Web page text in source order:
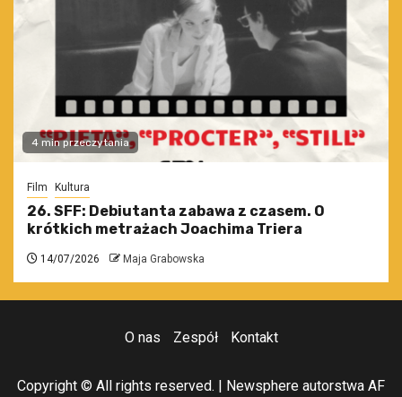
4 min przeczytania
Film Kultura
26. SFF: Debiutanta zabawa z czasem. O
krótkich metrażach Joachima Triera
14/07/2026 Maja Grabowska
O nas Zespół Kontakt
Copyright © All rights reserved. Newsphere autorstwa AF